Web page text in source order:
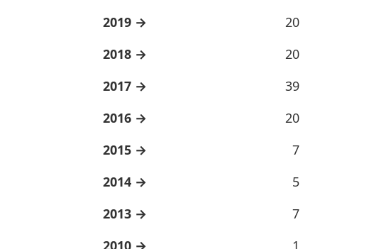
2019
20
2018
20
2017
39
2016
20
2015
7
2014
5
2013
7